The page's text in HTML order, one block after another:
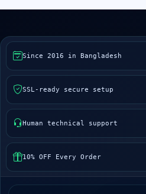
Since 2016 in Bangladesh
SSL-ready secure setup
Human technical support
10% OFF Every Order